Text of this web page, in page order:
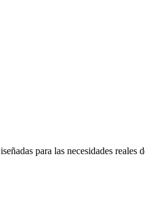
para las necesidades reales